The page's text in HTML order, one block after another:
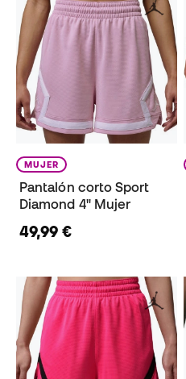
MUJER
Pantalón corto Sport
Diamond 4" Mujer
49,99 €